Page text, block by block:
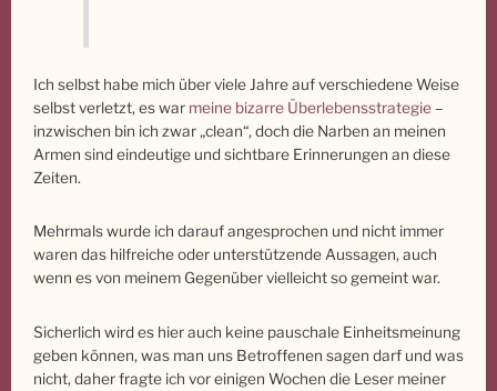
Ich selbst habe mich über viele Jahre auf verschiedene Weise
selbst verletzt, es war meine bizarre Überlebensstrategie–
inzwischen bin ich zwar „clean“, doch die Narben an meinen
Armen sind eindeutige und sichtbare Erinnerungen an diese
Zeiten.
Mehrmals wurde ich darauf angesprochen und nicht immer
waren das hilfreiche oder unterstützende Aussagen, auch
wenn es von meinem Gegenüber vielleicht so gemeint war.
Sicherlich wird es hier auch keine pauschale Einheitsmeinung
geben können, was man uns Betroffenen sagen darf und was
nicht, daher fragte ich vor einigen Wochen die Leser meiner